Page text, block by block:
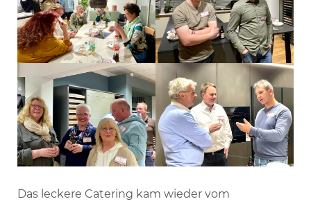
Das leckere Catering kam wieder vom